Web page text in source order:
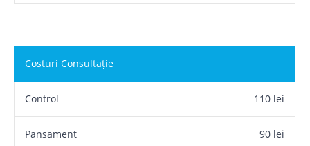
Costuri Consultație
Control 110 lei
Pansament 90 lei